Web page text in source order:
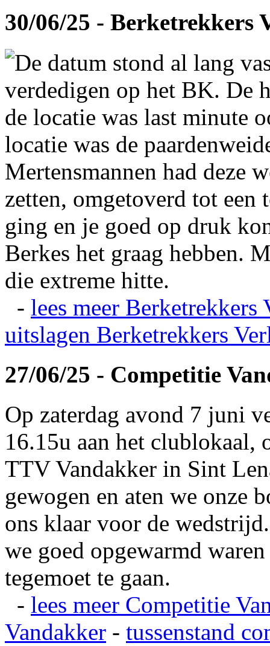
30/06/25 - Berketrekkers
De datum stond al lang
verdedigen op het BK. De
de locatie was last minute
locatie was de
Mertensmannen had deze
zetten, omgetoverd tot
ging en je goed op druk
Berkes het graag hebben.
die extreme hitte.
- lees meer Berketrekkers
uitslagen Berketrekkers
27/06/25 - Competitie
Op zaterdag avond 7 juni
16.15u aan het clublokaal,
TTV Vandakker in Sint
gewogen en aten we onze
ons klaar voor de
we goed opgewarmd
tegemoet te gaan.
- lees meer Competitie
Vandakker - tussenstand